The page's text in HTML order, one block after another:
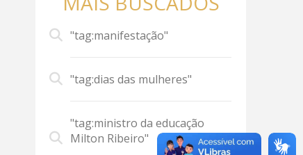
"tag:manifestação"
"tag:dias das mulheres"
"tag:ministro da educação
Milton Ribeiro"